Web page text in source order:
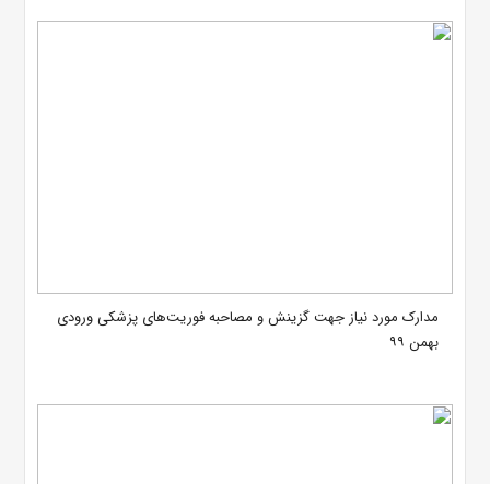
مدارک مورد نیاز جهت گزینش و مصاحبه فوریت‌های پزشکی ورودی
بهمن ۹۹